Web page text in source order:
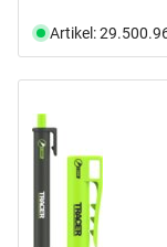
Artikel: